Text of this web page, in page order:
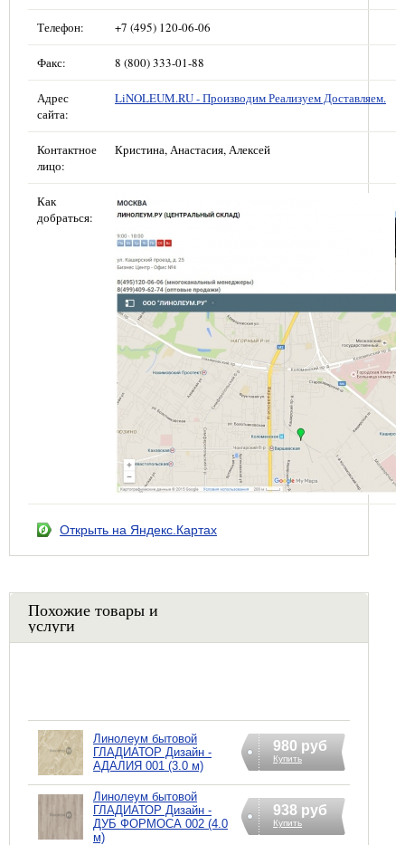
Телефон: +7 (495) 120-06-06
Факс: 8 (800) 333-01-88
Адрес
сайта:
LiNOLEUM.RU - Производим Реализуем Доставляем.
Контактное
лицо:
Кристина, Анастасия, Алексей
Как
добраться:
Открыть на Яндекс.Картах
Похожие товары и
услуги
Линолеум бытовой
ГЛАДИАТОР Дизайн -
АДАЛИЯ 001 (3.0 м)
980 руб
Купить
Линолеум бытовой
ГЛАДИАТОР Дизайн -
ДУБ ФОРМОСА 002 (4.0
м)
938 руб
Купить